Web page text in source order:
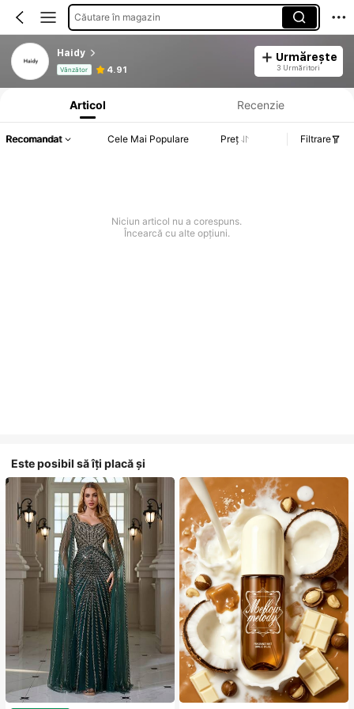
Căutare în magazin
Haidy
Vânzător 4.91
Urmărește
3 Urmăritori
Informații despre produs: Divulgarea prețului, detalii privind vânzările și stocul.
Articol Recenzie
Recomandat Cele Mai Populare Preț Filtrare
Niciun articol nu a corespuns.
Încearcă cu alte opțiuni.
Este posibil să îți placă și